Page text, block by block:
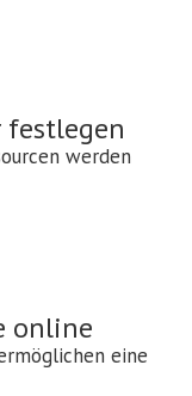
festlegen
werden
online
eine